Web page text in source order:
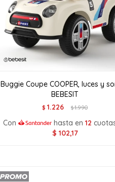
Buggie Coupe COOPER, luces y
BEBESIT
$ 1.226 $1.990
Con hasta en 12
$ 102,17